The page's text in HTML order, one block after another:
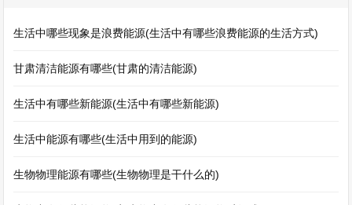
生活中哪些现象是浪费能源(生活中有哪些浪费能源的生活方式)
甘肃清洁能源有哪些(甘肃的清洁能源)
生活中有哪些新能源(生活中有哪些新能源)
生活中能源有哪些(生活中用到的能源)
生物物理能源有哪些(生物物理是干什么的)